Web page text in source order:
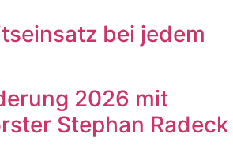
bei jedem
2026 mit
Stephan Radeck